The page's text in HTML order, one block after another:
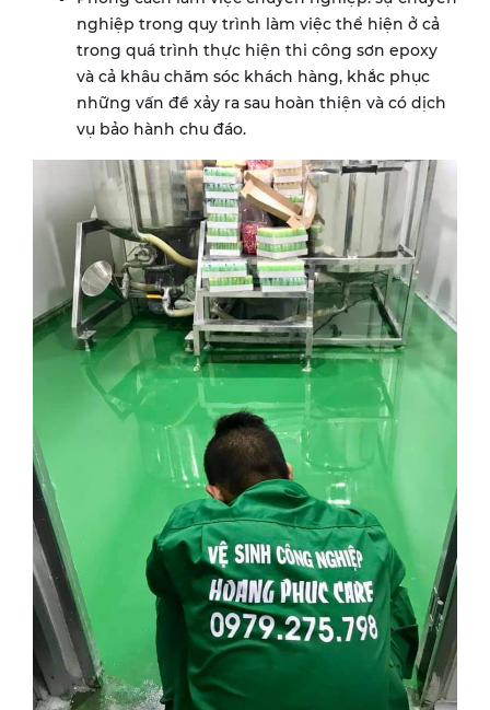
nghiệp trong quy trình làm việc thể hiện ở cả
trong quá trình thực hiện thi công sơn epoxy
và cả khâu chăm sóc khách hàng, khắc phục
những vấn đề xảy ra sau hoàn thiện và có dịch
vụ bảo hành chu đáo.